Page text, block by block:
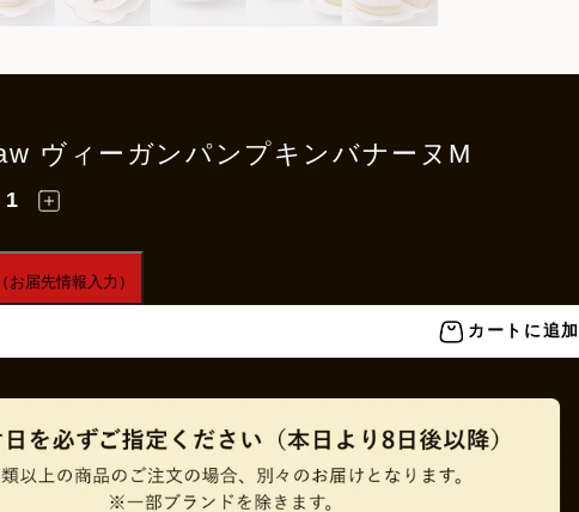
ヴィーガンパンプキンバナーヌM
お届先情報入力）
カートに追加